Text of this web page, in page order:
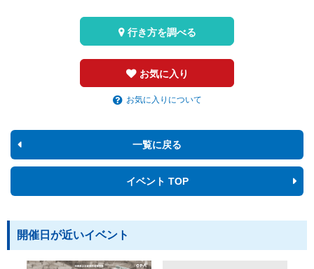
お気に入り
お気に入りについて
行き方を調べる
一覧に戻る
イベント TOP
開催日が近いイベント